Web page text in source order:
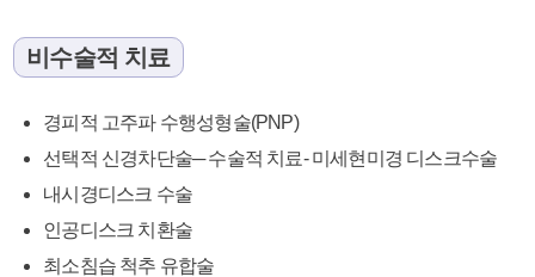
비수술적 치료
경피적 고주파 수행성형술(PNP)
선택적 신경차단술─ 수술적 치료- 미세현미경 디스크수술
내시경디스크 수술
인공디스크 치환술
최소침습 척추 유합술